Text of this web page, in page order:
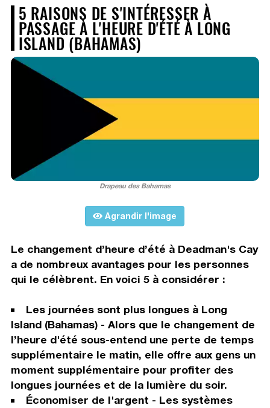
5 RAISONS DE S'INTÉRESSER À
PASSAGE À L'HEURE D'ÉTÉ À LONG
ISLAND (BAHAMAS)
Drapeau des Bahamas
Agrandir l'image
Le changement d’heure d’été à Deadman's Cay
a de nombreux avantages pour les personnes
qui le célèbrent. En voici 5 à considérer :
Les journées sont plus longues à Long
Island (Bahamas) - Alors que le changement de
l’heure d'été sous-entend une perte de temps
supplémentaire le matin, elle offre aux gens un
moment supplémentaire pour profiter des
longues journées et de la lumière du soir.
Économiser de l'argent - Les systèmes